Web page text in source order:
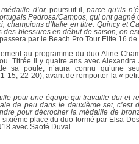
d’or, poursuit-il,parce qu’ils
Pedrosa/Campos, qui ont
champions d’Italie en titre. Quincy et
blessures en début de saison, on
par le Beach Pro Tour Elite 16
au programme du duo Aline
Titrée il y quatre ans avec
sa poule, n’aura connu qu’une
15, 22-20), avant de remporter la «
pour une équipe qui travaille dur et
de peu dans le deuxième set, c’est
pour décrocher la médaille de
place du duo formé par Elsa
avec Saofé Duval.